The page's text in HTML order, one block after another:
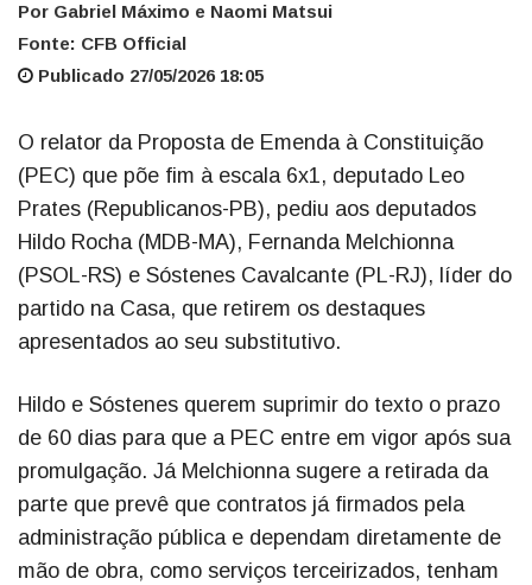
Por Gabriel Máximo e Naomi Matsui
Fonte: CFB Official
Publicado 27/05/2026 18:05
O relator da Proposta de Emenda à Constituição
(PEC) que põe fim à escala 6x1, deputado Leo
Prates (Republicanos-PB), pediu aos deputados
Hildo Rocha (MDB-MA), Fernanda Melchionna
(PSOL-RS) e Sóstenes Cavalcante (PL-RJ), líder do
partido na Casa, que retirem os destaques
apresentados ao seu substitutivo.
Hildo e Sóstenes querem suprimir do texto o prazo
de 60 dias para que a PEC entre em vigor após sua
promulgação. Já Melchionna sugere a retirada da
parte que prevê que contratos já firmados pela
administração pública e dependam diretamente de
mão de obra, como serviços terceirizados, tenham